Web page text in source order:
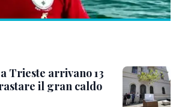
Trieste arrivano 13
il gran caldo